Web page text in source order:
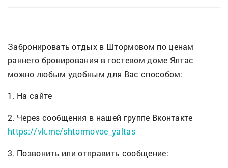
Забронировать отдых в Штормовом по ценам
раннего бронирования в гостевом доме Ялтас
можно любым удобным для Вас способом:
1. На сайте
2. Через сообщения в нашей группе Вконтакте
https://vk.me/shtormovoe_yaltas
3. Позвонить или отправить сообщение: